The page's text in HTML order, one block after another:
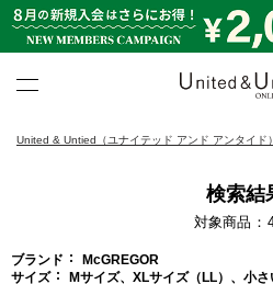
United & Untied（ユナイテッド アンド アンタイド
検索結
対象商品
ブランド
McGREGOR
サイズ
Mサイズ、XLサイズ（LL）、小さ